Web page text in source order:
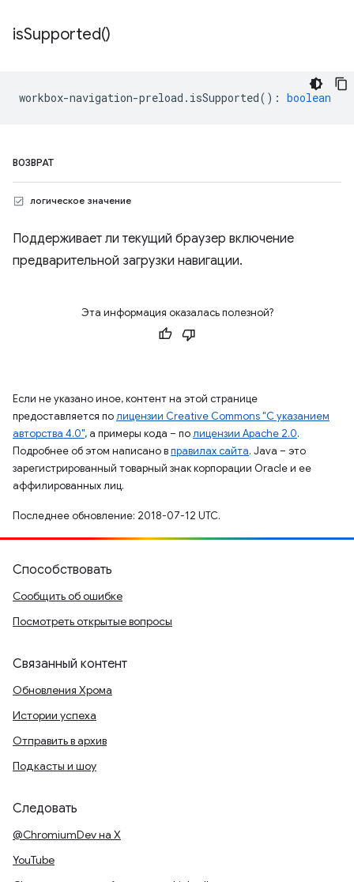
isSupported()
workbox-navigation-preload . isSupported() : boolean
ВОЗВРАТ
логическое значение
Поддерживает ли текущий браузер включение
предварительной загрузки навигации.
Эта информация оказалась полезной?
Если не указано иное, контент на этой странице
предоставляется полицензии Creative Commons "С указанием
авторства 4.0", а примеры кода – полицензии Apache 2.0.
Подробнее об этом написано вправилах сайта. Java – это
зарегистрированный товарный знак корпорации Oracle и ее
аффилированных лиц.
Последнее обновление: 2018-07-12 UTC.
Способствовать
Сообщить об ошибке
Посмотреть открытые вопросы
Связанный контент
Обновления Хрома
Истории успеха
Отправить в архив
Подкасты и шоу
Следовать
@ChromiumDev на X
YouTube